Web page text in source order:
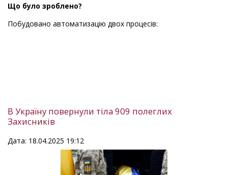
Що було зроблено?
Побудовано автоматизацію двох процесів:
В Україну повернули тіла 909 полеглих
Захисників
Дата: 18.04.2025 19:12